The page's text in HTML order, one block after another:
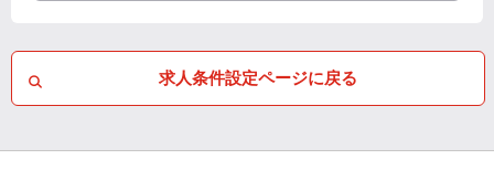
求人条件設定ページに戻る